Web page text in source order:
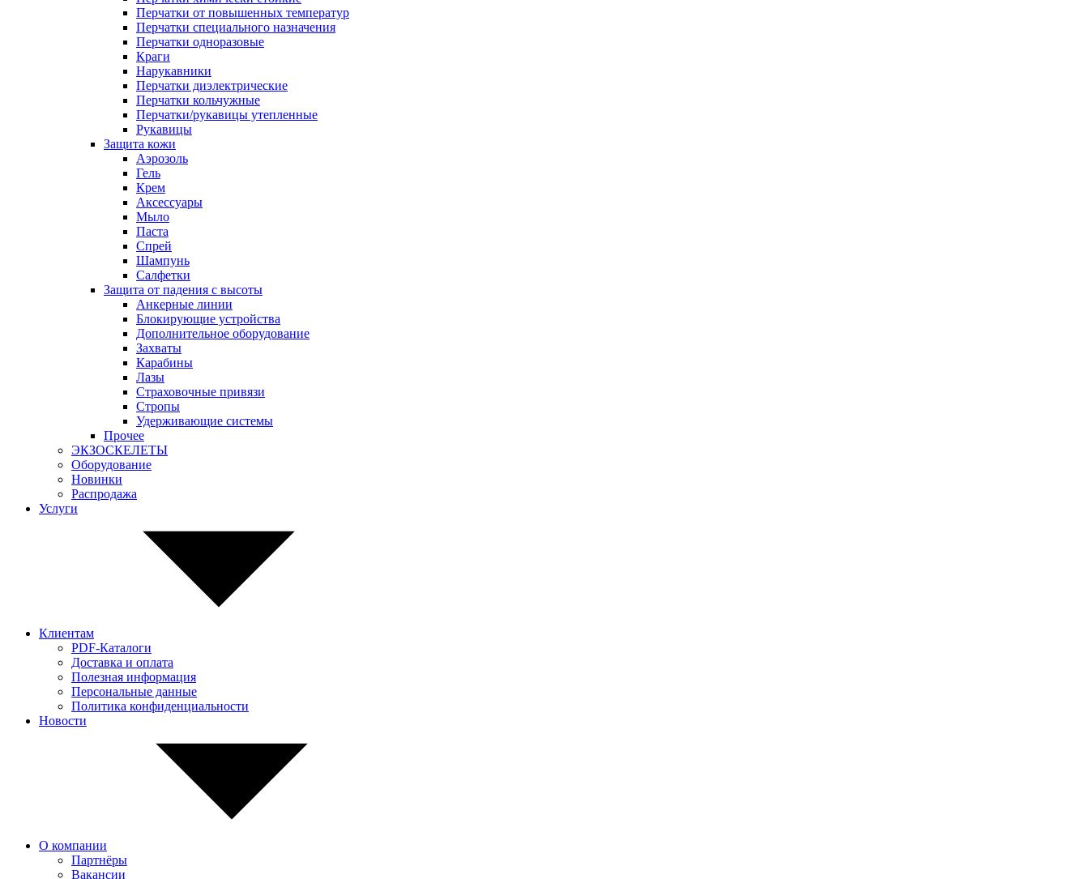
Перчатки от повышенных температур
Перчатки специального назначения
Перчатки одноразовые
Краги
Нарукавники
Перчатки диэлектрические
Перчатки кольчужные
Перчатки/рукавицы утепленные
Рукавицы
Защита кожи
Аэрозоль
Гель
Крем
Аксессуары
Мыло
Паста
Спрей
Шампунь
Салфетки
Защита от падения с высоты
Анкерные линии
Блокирующие устройства
Дополнительное оборудование
Захваты
Карабины
Лазы
Страховочные привязи
Стропы
Удерживающие системы
Прочее
ЭКЗОСКЕЛЕТЫ
Оборудование
Новинки
Распродажа
Услуги
Клиентам
PDF-Каталоги
Доставка и оплата
Полезная информация
Персональные данные
Политика конфиденциальности
Новости
О компании
Партнёры
Вакансии